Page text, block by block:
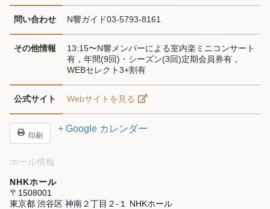
問い合わせ N響ガイド03-5793-8161
その他情報
13:15〜N響メンバーによる室内楽ミニコンサート
有，年間(9回)・シーズン(3回)定期会員券有，
WEBセレクト3+割有
公式サイト Webサイトを見る
印刷
+ Google カレンダー
ホール情報
NHKホール
〒1508001
東京都 渋谷区 神南２丁目２-１ NHKホール